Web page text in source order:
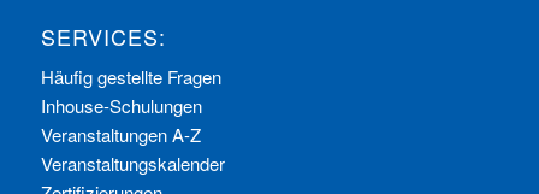
SERVICES:
Häufig gestellte Fragen
Inhouse-Schulungen
Veranstaltungen A-Z
Veranstaltungskalender